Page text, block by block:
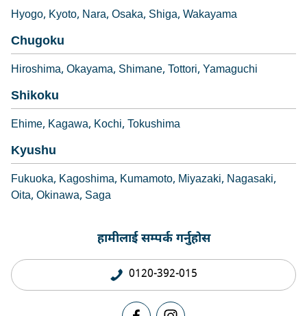
Hyogo Kyoto Nara Osaka Shiga Wakayama
Chugoku
Hiroshima Okayama Shimane Tottori Yamaguchi
Shikoku
Ehime Kagawa Kochi Tokushima
Kyushu
Fukuoka Kagoshima Kumamoto Miyazaki Nagasaki
Oita Okinawa Saga
हामीलाई सम्पर्क गर्नुहोस
0120-392-015